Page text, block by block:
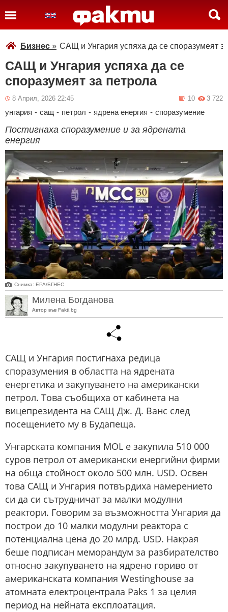
Бизнес » САЩ и Унгария успяха да се споразумеят
САЩ и Унгария успяха да се
споразумеят за петрола
8 Април, 2026 22:45 3 722
10
унгария - сащ - петрол - ядрена енергия - споразумение
Постигнаха споразумение и за ядрената
енергия
Снимка: ЕРА/БГНЕС
Милена Богданова
Автор във Fakti.bg
САЩ и Унгария постигнаха редица
споразумения в областта на ядрената
енергетика и закупуването на американски
петрол. Това съобщиха от кабинета на
вицепрезидента на САЩ Дж. Д. Ванс след
посещението му в Будапеща.
Унгарската компания MOL е закупила 510 000
суров петрол от американски енергийни фирми
на обща стойност около 500 млн. USD. Освен
това САЩ и Унгария потвърдиха намерението
си да си сътрудничат за малки модулни
реактори. Говорим за възможността Унгария да
построи до 10 малки модулни реактора с
потенциална цена до 20 млрд. USD. Накрая
беше подписан меморандум за разбирателство
относно закупуването на ядрено гориво от
американската компания Westinghouse за
атомната електроцентрала Paks 1 за целия
период на нейната експлоатация.